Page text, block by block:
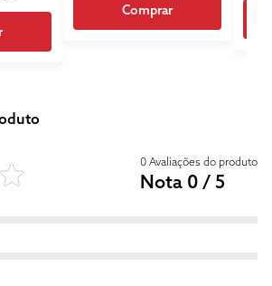
Comprar
0 Avaliações do produto
Nota 0 / 5